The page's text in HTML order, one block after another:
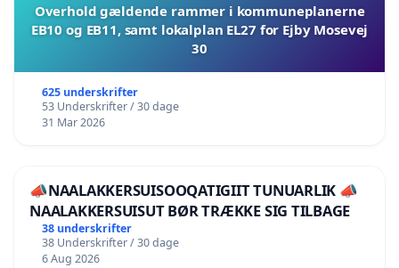
Overhold gældende rammer i kommuneplanerne
EB10 og EB11, samt lokalplan EL27 for Ejby Mosevej
30
625 underskrifter
53 Underskrifter / 30 dage
31 Mar 2026
📣NAALAKKERSUISOOQATIGIIT TUNUARLIK 📣
NAALAKKERSUISUT BØR TRÆKKE SIG TILBAGE
38 underskrifter
38 Underskrifter / 30 dage
6 Aug 2026